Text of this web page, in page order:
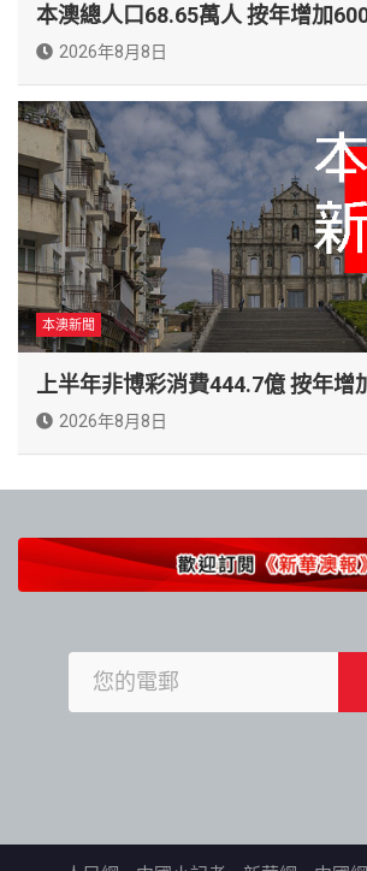
本澳總人口68.65萬人 按年增加
2026年8月8日
本澳新聞
上半年非博彩消費444.7億 按年增
2026年8月8日